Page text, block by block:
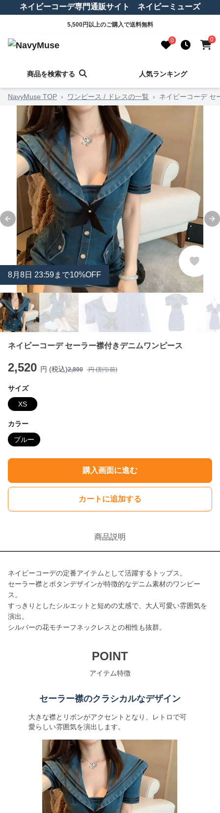
ネイビーコーデ専門通販サイト ネイビーミューズ
5,500円以上のご購入で送料無料
0 0
商品を検索する 人気ランキング
NavyMuse TOP › ワンピース / ドレスの一覧 › ネイビーコーデ セ
Previous slide
8月 8日 23:59まで10%OFF
ネイビーコーデ セーラー襟付きデニムワンピース
2,520 円 (税込)2,800 円 (割引前)
サイズ
XS
カラー
ブルー
購入画面に進む
カートに追加する
商品説明
ネイビーコーデの定番アイテムとして活躍するトップス。
セーラー襟とボタンデザインが特徴的なデニム素材のワンピー
ス。
すっきりとしたシルエットと短めの丈感で、大人可愛い雰囲気を
演出。
シルバーの花モチーフネックレスとの相性も抜群。
POINT
アイテム特徴
セーラー襟のクラシカルなデザイン
大きな襟とリボンがアクセントとなり、レトロで可
愛らしい雰囲気を演出します。